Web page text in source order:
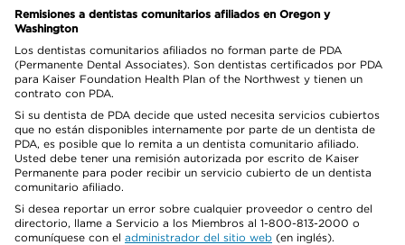
Remisiones a dentistas comunitarios afiliados en Oregon y
Washington
Los dentistas comunitarios afiliados no forman parte de PDA
(Permanente Dental Associates). Son dentistas certificados por PDA
para Kaiser Foundation Health Plan of the Northwest y tienen un
contrato con PDA.
Si su dentista de PDA decide que usted necesita servicios cubiertos
que no están disponibles internamente por parte de un dentista de
PDA, es posible que lo remita a un dentista comunitario afiliado.
Usted debe tener una remisión autorizada por escrito de Kaiser
Permanente para poder recibir un servicio cubierto de un dentista
comunitario afiliado.
Si desea reportar un error sobre cualquier proveedor o centro del
directorio, llame a Servicio a los Miembros al 1-800-813-2000 o
comuníquese con el administrador del sitio web (en inglés).